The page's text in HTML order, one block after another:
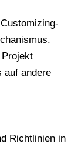
auf andere
Richtlinien in